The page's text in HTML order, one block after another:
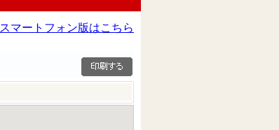
スマートフォン版はこちら